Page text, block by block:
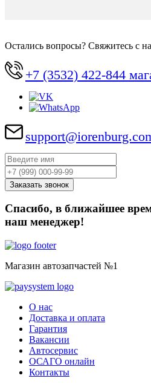
Остались вопросы? Свяжитесь с
+7 (3532) 422-844
Спасибо, в ближайшее
наш менеджер!
Магазин автозапчастей №1
О нас
Доставка и оплата
Гарантия
Вакансии
Автосервис
ОСАГО онлайн
Контакты